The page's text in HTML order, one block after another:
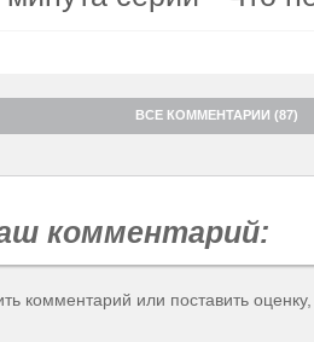
ВСЕ КОММЕНТАРИИ (87)
комментарий:
комментарий или поставить